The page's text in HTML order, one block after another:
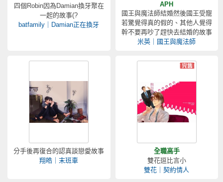
四個Robin因為Damian換牙聚在
一起的故事(?
batfamily｜Damian正在換牙
APH
國王與魔法師結婚然後國王受寵
若驚覺得真的假的、其他人覺得
幹不要再吵了趕快去結婚的故事
米英｜國王與魔法師
分手後再復合的認真談戀愛故事
翔皓｜末班車
全職高手
雙花逗比言小
雙花｜契約情人